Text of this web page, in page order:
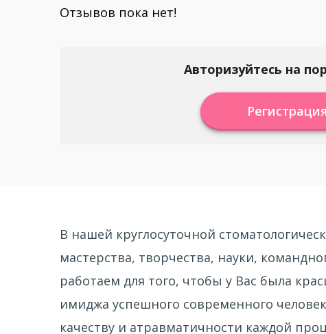
Отзывов пока нет!
Авторизуйтесь на
Регистрация
В нашей круглосуточной
мастерства, творчества, науки,
работаем для того, чтобы у Вас была
имиджа успешного современного
качеству и атравматичности каждой